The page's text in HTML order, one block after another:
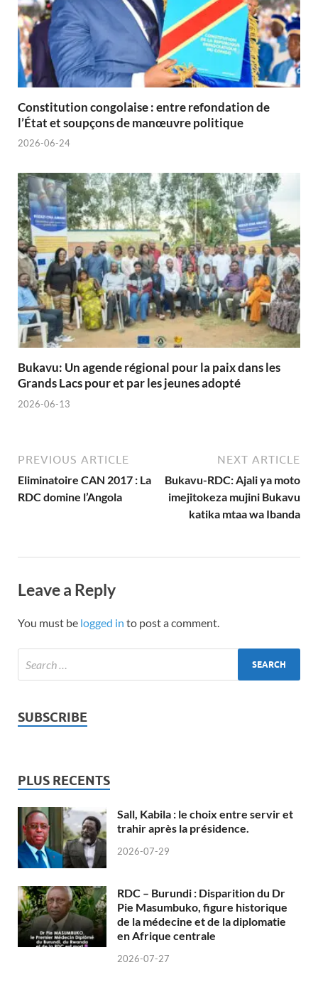
Constitution congolaise : entre refondation de
l’État et soupçons de manœuvre politique
2026-06-24
Bukavu: Un agende régional pour la paix dans les
Grands Lacs pour et par les jeunes adopté
2026-06-13
PREVIOUS ARTICLE
Eliminatoire CAN 2017 : La
RDC domine l’Angola
NEXT ARTICLE
Bukavu-RDC: Ajali ya moto
imejitokeza mujini Bukavu
katika mtaa wa Ibanda
Leave a Reply
You must be logged in to post a comment.
SUBSCRIBE
PLUS RECENTS
Sall, Kabila : le choix entre servir et
trahir après la présidence.
2026-07-29
RDC – Burundi : Disparition du Dr
Pie Masumbuko, figure historique
de la médecine et de la diplomatie
en Afrique centrale
2026-07-27